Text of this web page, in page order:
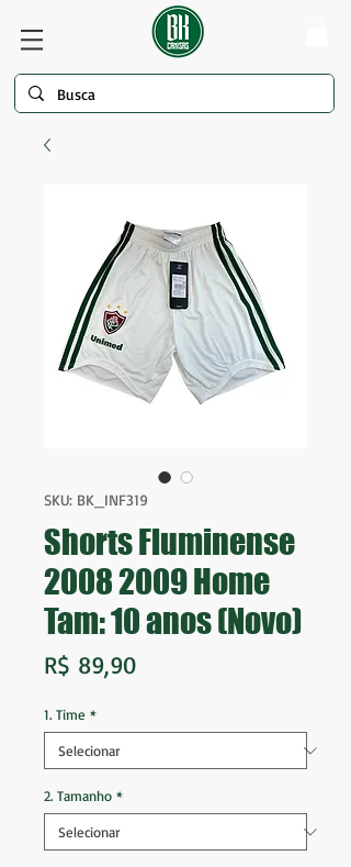
SKU: BK_INF319
Shorts Fluminense
2008 2009 Home
Tam: 10 anos (Novo)
R$ 89,90Preço
1. Time *
2. Tamanho *